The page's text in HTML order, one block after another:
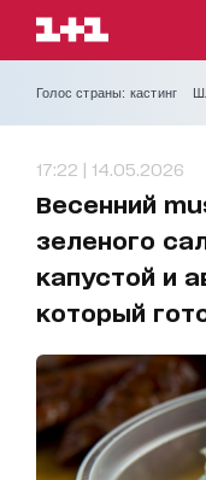
Голос страны: кастинг
17:22 | 14.05.2026
Весенний
зеленого
капустой и
который